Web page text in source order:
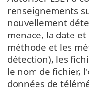
renseignements
nouvellement
menace, la date
méthode et les
détection), les
le nom de fichier,
données de